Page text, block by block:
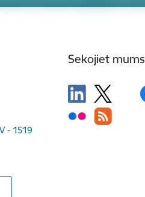
- 1519
Sekojiet mums